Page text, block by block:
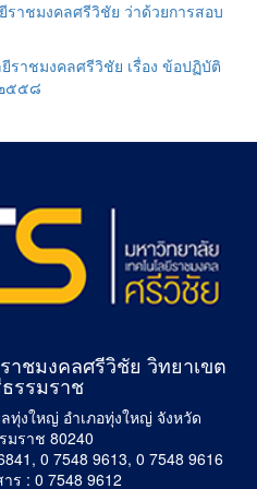
ราชมงคลศรีวิชัย ว่าด้วยการสอบ
ราชมงคลศรีวิชัย เรื่อง ข้อปฏิบัติ
๕๕๘
าชมงคลศรีวิชัย วิทยาเขต
รรมราช
ทุ่งใหญ่ อำเภอทุ่งใหญ่ จังหวัด
มราช 80240
0 7548 9613, 0 7548 9616
ร : 0 7548 9612